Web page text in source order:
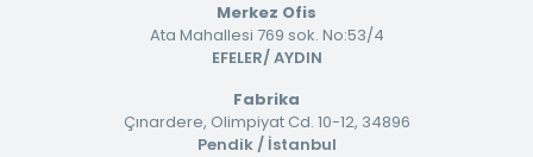
Merkez Ofis
Ata Mahallesi 769 sok. No:53/4
EFELER/ AYDIN
Fabrika
Çınardere, Olimpiyat Cd. 10-12, 34896
Pendik / İstanbul